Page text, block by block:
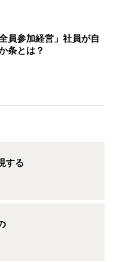
員参加経営」社員が自
条とは？
する